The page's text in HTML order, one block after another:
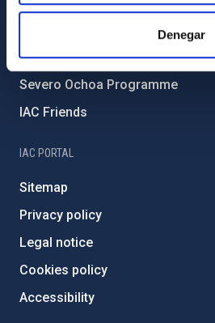
Denegar
External funding
Severo Ochoa Programme
IAC Friends
IAC PORTAL
Sitemap
Privacy policy
Legal notice
Cookies policy
Accessibility